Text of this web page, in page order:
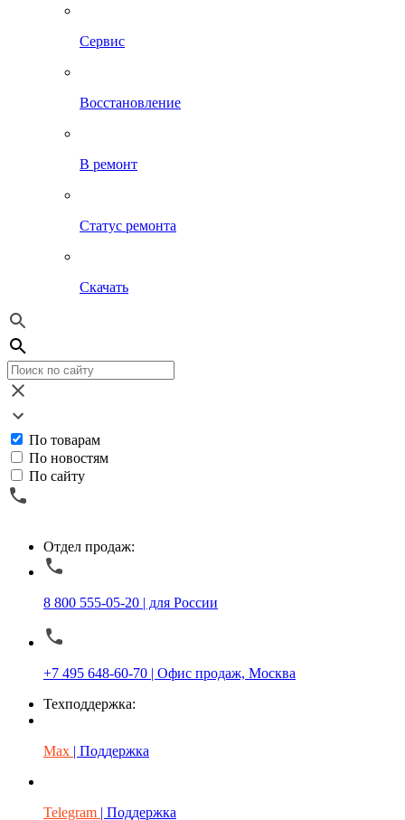
Сервис
Восстановление
В ремонт
Статус ремонта
Скачать
По товарам
По новостям
По сайту
Отдел продаж:
8 800 555-05-20 | для России
+7 495 648-60-70 | Офис продаж, Москва
Техподдержка:
Max | Поддержка
Telegram | Поддержка